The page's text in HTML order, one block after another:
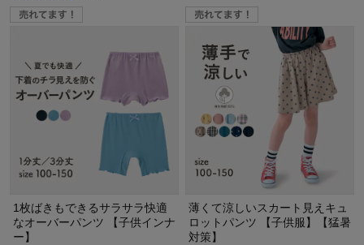
1枚ばきもできるサラサラ快適
なオーバーパンツ 【子供インナ
ー】
薄くて涼しいスカート見えキュ
ロットパンツ 【子供服】【猛暑
対策】